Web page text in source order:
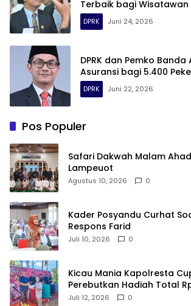
Terbaik bagi Wisatawan
DPRK Juni 24, 2026
DPRK dan Pemko
Asuransi bagi 5.400
DPRK Juni 22, 2026
Pos Populer
Safari Dakwah Malam
Lampeuot
Agustus 10, 2026 0
Kader Posyandu Curhat
Respons Farid
Juli 10, 2026 0
Kicau Mania Kapolresta
Perebutkan Hadiah Total
Juli 12, 2026 0